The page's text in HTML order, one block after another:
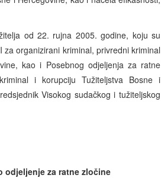
od 22. rujna 2005. godine, koju su
organizirani kriminal, privredni kriminal
kao i Posebnog odjeljenja za ratne
i korupciju Tužiteljstva Bosne i
Visokog sudačkog i tužiteljskog
odjeljenje za ratne zločine